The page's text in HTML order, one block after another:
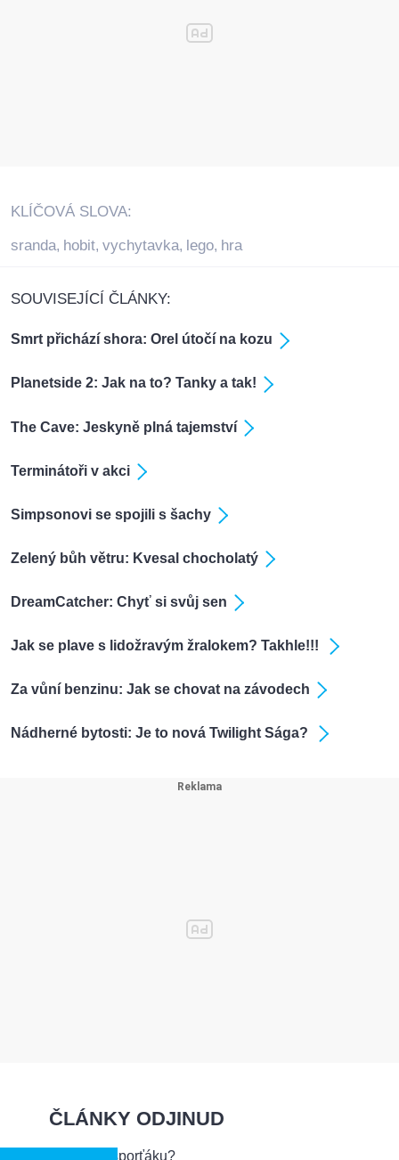
KLÍČOVÁ SLOVA:
sranda, hobit, vychytavka, lego, hra
SOUVISEJÍCÍ ČLÁNKY:
Smrt přichází shora: Orel útočí na kozu
Planetside 2: Jak na to? Tanky a tak!
The Cave: Jeskyně plná tajemství
Terminátoři v akci
Simpsonovi se spojili s šachy
Zelený bůh větru: Kvesal chocholatý
DreamCatcher: Chyť si svůj sen
Jak se plave s lidožravým žralokem? Takhle!!!
Za vůní benzinu: Jak se chovat na závodech
Nádherné bytosti: Je to nová Twilight Sága?
ČLÁNKY ODJINUD